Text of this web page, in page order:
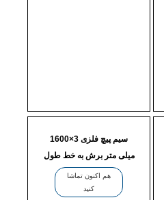
سیم پیچ فلزی 3×1600
میلی متر برش به خط طول
هم اکنون تماشا
کنید